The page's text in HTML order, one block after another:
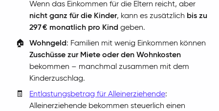
Wenn das Einkommen für die Eltern reicht, aber
nicht ganz für die Kinder, kann es zusätzlich bis zu
297 € monatlich pro Kind geben.
🏠
Wohngeld: Familien mit wenig Einkommen können
Zuschüsse zur Miete oder den Wohnkosten
bekommen – manchmal zusammen mit dem
Kinderzuschlag.
🧾
Entlastungsbetrag für Alleinerziehende:
Alleinerziehende bekommen steuerlich einen